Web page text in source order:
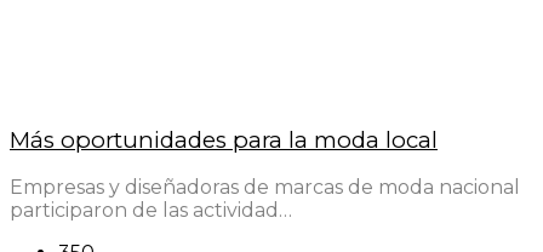
Más oportunidades para la moda local
Empresas y diseñadoras de marcas de moda nacional
participaron de las actividad…